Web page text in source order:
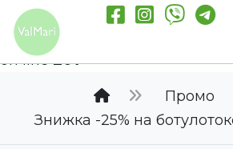
Notice: Undefined offset: 2 in
/home/iwebsite/cstyle/
on line207
Промо
Знижка -25% на